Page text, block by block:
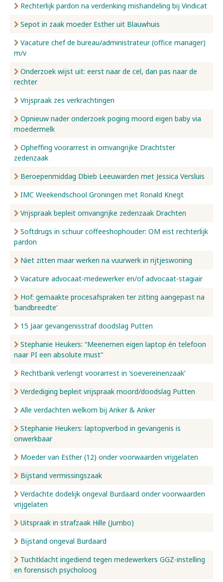
Rechterlijk pardon na verdenking mishandeling bij Vindicat
Sepot in zaak moeder Esther uit Blauwhuis
Vacature chef de bureau/administrateur (office manager)
m/v
Onderzoek wijst uit: eerst naar de cel, dan pas naar de
rechter
Vrijspraak zes verkrachtingen
Opnieuw nader onderzoek poging moord eigen baby via
moedermelk
Opheffing voorarrest in omvangrijke Drachtster
zedenzaak
Beroepenmiddag Dbieb Leeuwarden met Jessica Versluis
IMC Weekendschool Groningen met Ronald Knegt
Vrijspraak bepleit omvangrijke zedenzaak Drachten
Softdrugs in schuur coffeeshophouder: OM eist rechterlijk
pardon
Niet zitten maar werken na vuurwerk in rijtjeswoning
Vacature advocaat-medewerker en/of advocaat-stagiair
Hof: gemaakte procesafspraken ter zitting aangepast na
‘bandbreedte’
15 Jaar gevangenisstraf doodslag Putten
Stephanie Heukers: “Meenemen eigen laptop én telefoon
naar PI een absolute must"
Rechtbank verlengt voorarrest in ‘soevereinenzaak’
Verdediging bepleit vrijspraak moord/doodslag Putten
Alle verdachten welkom bij Anker & Anker
Stephanie Heukers: laptopverbod in gevangenis is
onwerkbaar
Moeder van Esther (12) onder voorwaarden vrijgelaten
Bijstand vermissingszaak
Verdachte dodelijk ongeval Burdaard onder voorwaarden
vrijgelaten
Uitspraak in strafzaak Hille (Jumbo)
Bijstand ongeval Burdaard
Tuchtklacht ingediend tegen medewerkers GGZ-instelling
en forensisch psycholoog